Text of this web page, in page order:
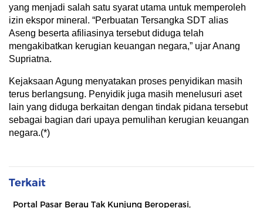
yang menjadi salah satu syarat utama untuk memperoleh
izin ekspor mineral. “Perbuatan Tersangka SDT alias
Aseng beserta afiliasinya tersebut diduga telah
mengakibatkan kerugian keuangan negara,” ujar Anang
Supriatna.
Kejaksaan Agung menyatakan proses penyidikan masih
terus berlangsung. Penyidik juga masih menelusuri aset
lain yang diduga berkaitan dengan tindak pidana tersebut
sebagai bagian dari upaya pemulihan kerugian keuangan
negara.(*)
Terkait
Portal Pasar Berau Tak Kunjung Beroperasi,